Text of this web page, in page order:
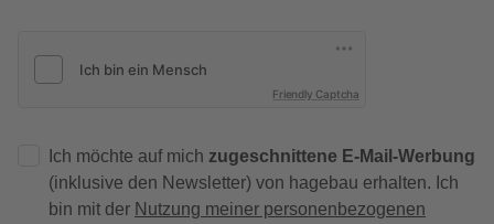
Friendly Captcha
Ich möchte auf mich zugeschnittene E-Mail-Werbung
(inklusive den Newsletter) von hagebau erhalten. Ich
bin mit der Nutzung meiner personenbezogenen